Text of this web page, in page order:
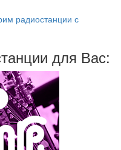
радиостанции с
для Вас: